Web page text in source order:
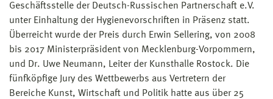
Geschäftsstelle der Deutsch-Russischen Partnerschaft e.V.
unter Einhaltung der Hygienevorschriften in Präsenz statt.
Überreicht wurde der Preis durch Erwin Sellering, von 2008
bis 2017 Ministerpräsident von Mecklenburg-Vorpommern,
und Dr. Uwe Neumann, Leiter der Kunsthalle Rostock. Die
fünfköpfige Jury des Wettbewerbs aus Vertretern der
Bereiche Kunst, Wirtschaft und Politik hatte aus über 25